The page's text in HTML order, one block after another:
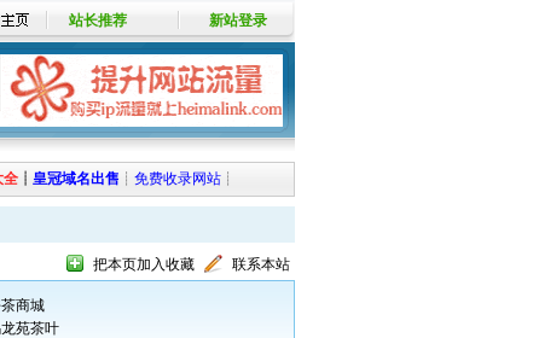
站长推荐 新站登录
全 ┊ 皇冠域名出售 ┊ 免费收录网站 ┊
把本页加入收藏 联系本站
商城
苑茶叶